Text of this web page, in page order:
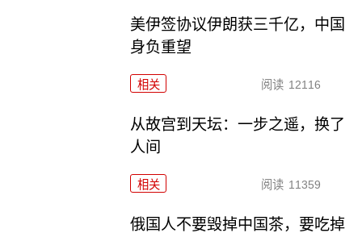
美伊签协议伊朗获三千亿，中国
身负重望
相关 阅读 12116
从故宫到天坛：一步之遥，换了
人间
相关 阅读 11359
俄国人不要毁掉中国茶，要吃掉